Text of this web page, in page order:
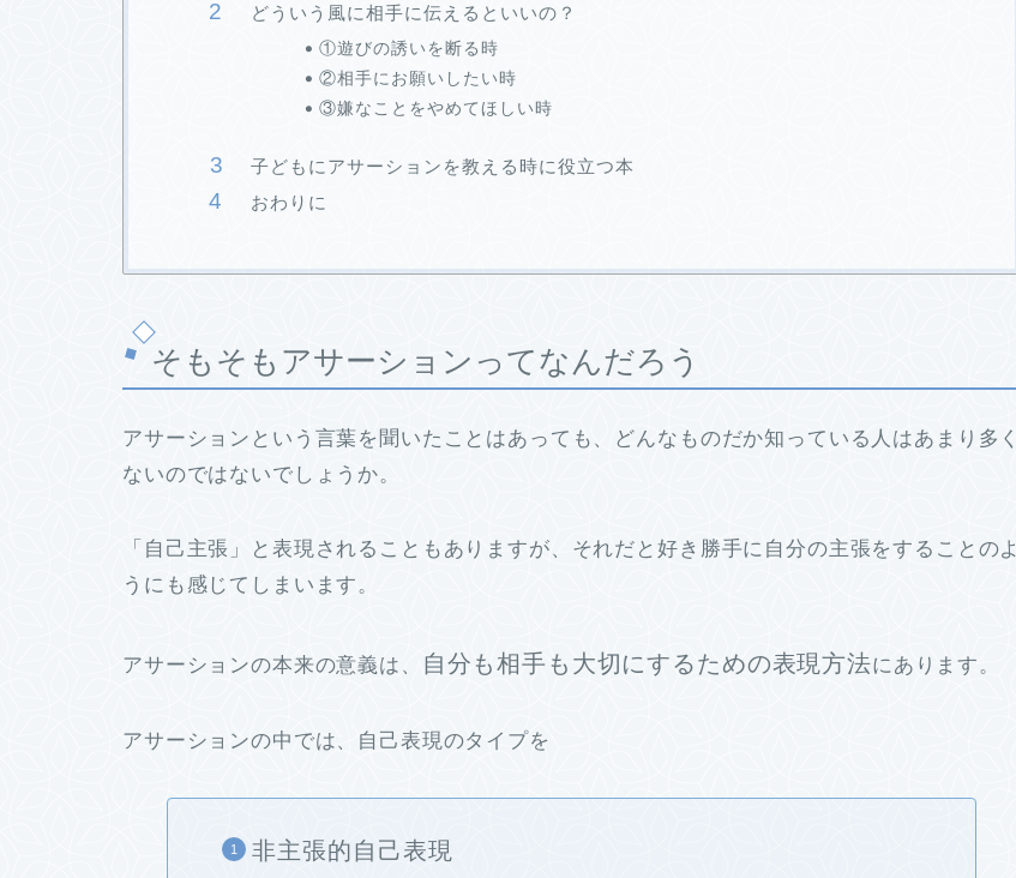
どういう風に相手に伝えるといいの？
①遊びの誘いを断る時
②相手にお願いしたい時
③嫌なことをやめてほしい時
子どもにアサーションを教える時に役立つ本
おわりに
そもそもアサーションってなんだろう
アサーションという言葉を聞いたことはあっても、どんなものだか知っている人はあまり多く
ないのではないでしょうか。
「自己主張」と表現されることもありますが、それだと好き勝手に自分の主張をすることのよ
うにも感じてしまいます。
アサーションの本来の意義は、 自分も相手も大切にするための表現方法にあります。
アサーションの中では、自己表現のタイプを
非主張的自己表現